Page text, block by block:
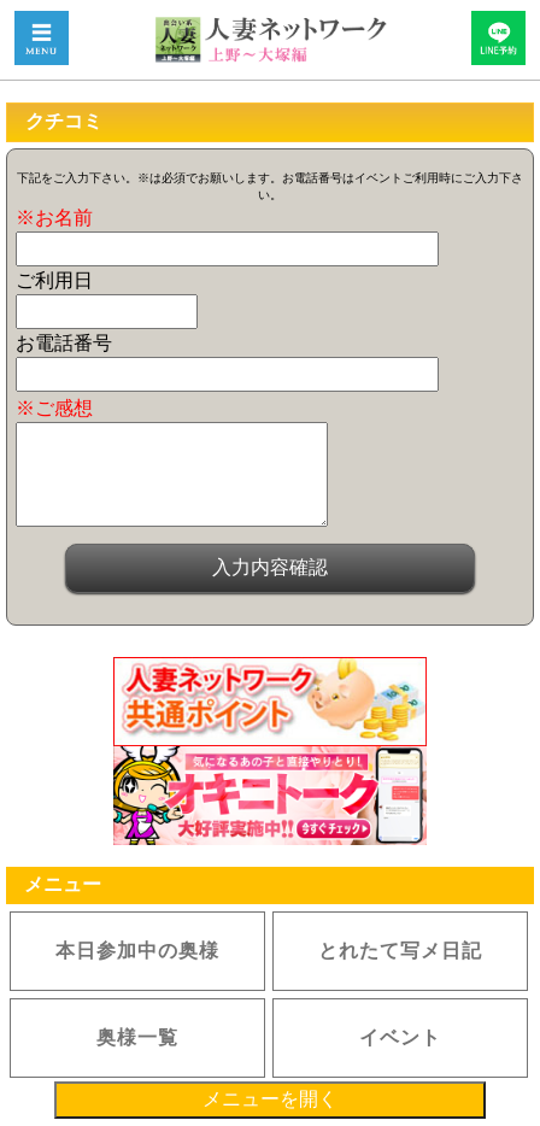
クチコミ
下記をご入力下さい。※は必須でお願いします。お電話番号はイベントご利用時にご入力下さ
い。
※お名前
ご利用日
お電話番号
※ご感想
メニュー
本日参加中の奥様 とれたて写メ日記
奥様一覧 イベント
メニューを開く